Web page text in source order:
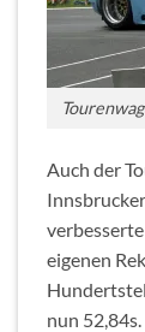
Auch der
eigenen
nun 52,84s.